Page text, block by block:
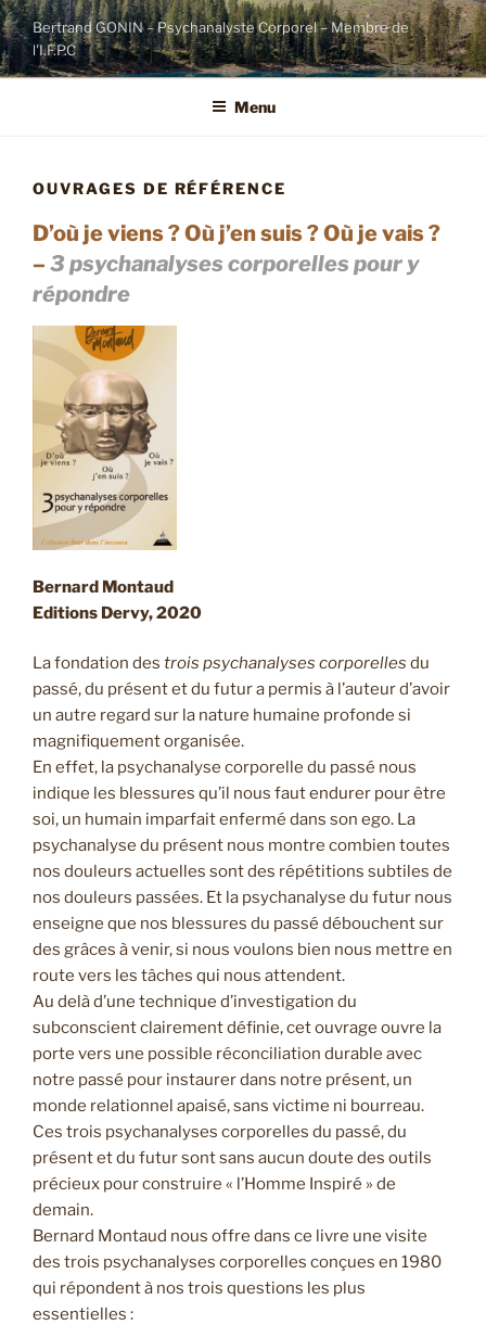
Aller
au
contenu
Bertrand GONIN – Psychanalyste Corporel – Membre de
l'I.F.P.C
Menu
OUVRAGES DE RÉFÉRENCE
D’où je viens ? Où j’en suis ? Où je vais ?
– 3 psychanalyses corporelles pour y
répondre
Bernard Montaud
Editions Dervy, 2020
La fondation des trois psychanalyses corporelles du
passé, du présent et du futur a permis à l’auteur d’avoir
un autre regard sur la nature humaine profonde si
magnifiquement organisée.
En effet, la psychanalyse corporelle du passé nous
indique les blessures qu’il nous faut endurer pour être
soi, un humain imparfait enfermé dans son ego. La
psychanalyse du présent nous montre combien toutes
nos douleurs actuelles sont des répétitions subtiles de
nos douleurs passées. Et la psychanalyse du futur nous
enseigne que nos blessures du passé débouchent sur
des grâces à venir, si nous voulons bien nous mettre en
route vers les tâches qui nous attendent.
Au delà d’une technique d’investigation du
subconscient clairement définie, cet ouvrage ouvre la
porte vers une possible réconciliation durable avec
notre passé pour instaurer dans notre présent, un
monde relationnel apaisé, sans victime ni bourreau.
Ces trois psychanalyses corporelles du passé, du
présent et du futur sont sans aucun doute des outils
précieux pour construire « l’Homme Inspiré » de
demain.
Bernard Montaud nous offre dans ce livre une visite
des trois psychanalyses corporelles conçues en 1980
qui répondent à nos trois questions les plus
essentielles :